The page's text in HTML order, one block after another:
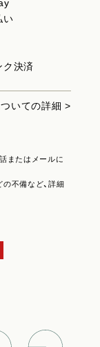
い
ク決済
いての詳細 >
またはメールに
の不備など、詳細